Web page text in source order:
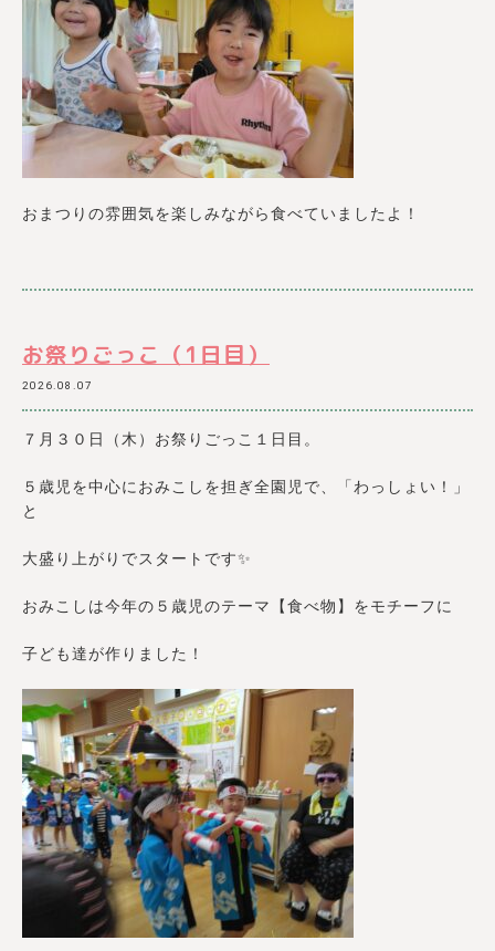
おまつりの雰囲気を楽しみながら食べていましたよ！
お祭りごっこ（1日目）
2026.08.07
７月３０日（木）お祭りごっこ１日目。
５歳児を中心におみこしを担ぎ全園児で、「わっしょい！」
と
大盛り上がりでスタートです✨
おみこしは今年の５歳児のテーマ【食べ物】をモチーフに
子ども達が作りました！